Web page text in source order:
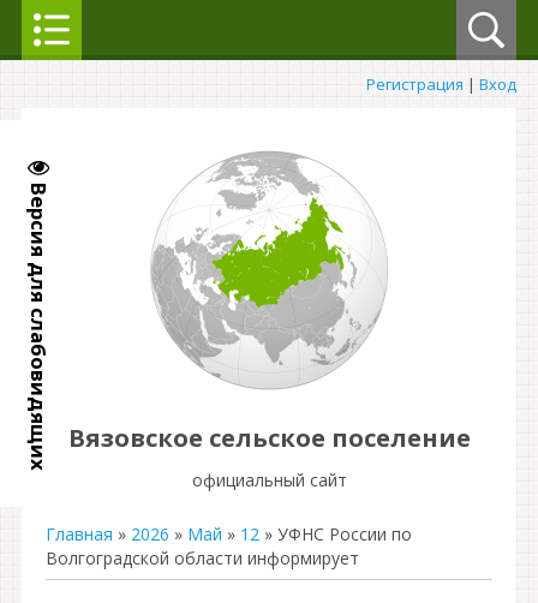
Версия для слабовидящих
Регистрация | Вход
Вязовское сельское поселение
официальный сайт
Главная » 2026 » Май » 12 » УФНС России по
Волгоградской области информирует